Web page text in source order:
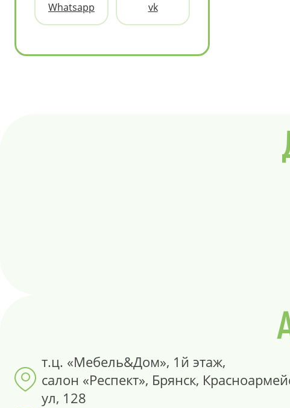
Whatsapp vk
т.ц. «Мебель&Дом», 1й этаж,
салон «Респект», Брянск,
ул, 128